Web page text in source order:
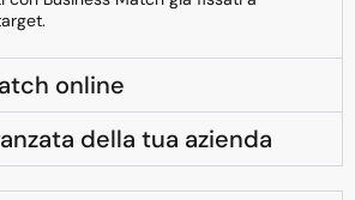
online
della tua azienda